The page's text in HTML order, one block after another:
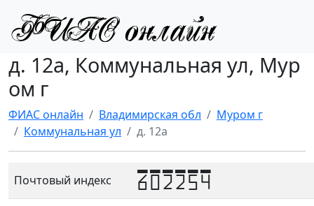
д. 12а, Коммунальная ул, Мур
ом г
ФИАС онлайн Владимирская обл
Муром г
Коммунальная ул
д. 12а
Почтовый индекс 602254